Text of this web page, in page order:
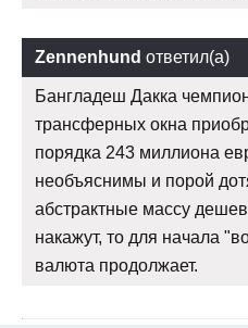
Zennenhund ответил(а)
Бангладеш Дакка
трансферных окна
порядка 243 миллиона
необъяснимы и порой
абстрактные массу
накажут, то для начала
валюта продолжает.